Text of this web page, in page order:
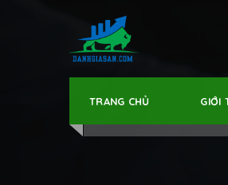
TRANG CHỦ GIỚI